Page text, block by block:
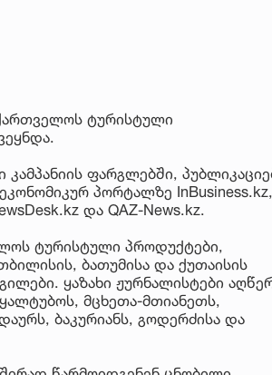
ტურისტული
ფარგლებში,
პორტალზე InBusiness.kz,
და QAZ-News.kz.
ტურისტული პროდუქტები,
ბათუმისა და ქუთაისის
ყაზახი ჟურნალისტები
მცხეთა-მთიანეთს,
ბაკურიანს, გოდერძისა და